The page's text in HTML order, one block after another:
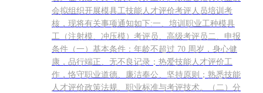
会拟组织开展模具工技能人才评价考评人员培训考
核，现将有关事项通知如下:一、培训职业工种模具
工（注射模、冲压模）考评员、高级考评员二、申报
条件（一）基本条件：年龄不超过 70 周岁，身心健
康，品行端正、无不良记录；热爱技能人才评价工
作，恪守职业道德、廉洁奉公、坚持原则；熟悉技能
人才评价政策法规、职业标准与考评技术。（二）分